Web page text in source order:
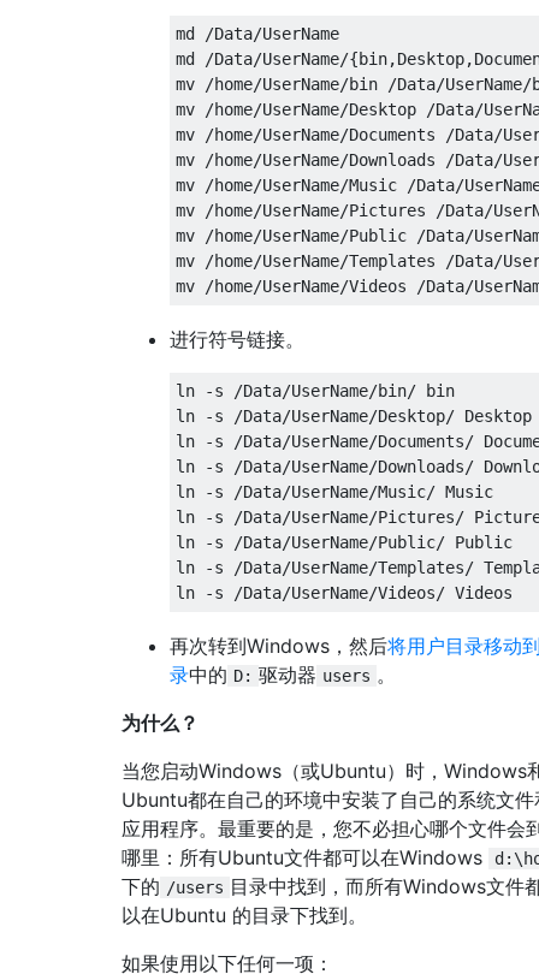
md /Data/UserName
md /Data/UserName/
mv /home/UserName/bin /Data/UserName/
mv /home/UserName/Desktop /Data/
mv /home/UserName/Documents /Data/
mv /home/UserName/Downloads /Data/
mv /home/UserName/Music /Data/
mv /home/UserName/Pictures /Data/
mv /home/UserName/Public /Data/
mv /home/UserName/Templates /Data/
进行符号链接。
ln -s /Data/UserName/bin/ bin
ln -s /Data/UserName/Desktop/ Desktop
ln -s /Data/UserName/Documents/
ln -s /Data/UserName/Downloads/
ln -s /Data/UserName/Music/ Music
ln -s /Data/UserName/Pictures/
ln -s /Data/UserName/Public/ Public
ln -s /Data/UserName/Templates/
再次转到Windows，然后将用户目录移动
录中的 D: 驱动器 users 。
为什么？
当您启动Windows（或Ubuntu）时，Windows
Ubuntu都在自己的环境中安装了自己的系统文件
应用程序。最重要的是，您不必担心哪个文件会
哪里：所有Ubuntu文件都可以在Windows
下的 /users 目录中找到，而所有Windows文件
以在Ubuntu 的目录下找到。
如果使用以下任何一项：